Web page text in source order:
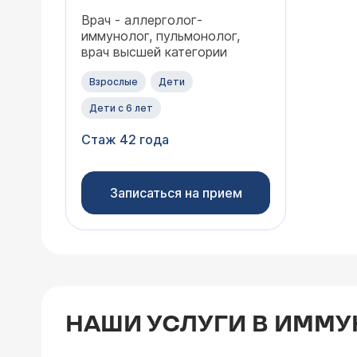
Врач - аллерголог-
иммунолог, пульмонолог,
врач высшей категории
Взрослые Дети
Дети с 6 лет
Стаж 42 года
Записаться на прием
НАШИ УСЛУГИ В